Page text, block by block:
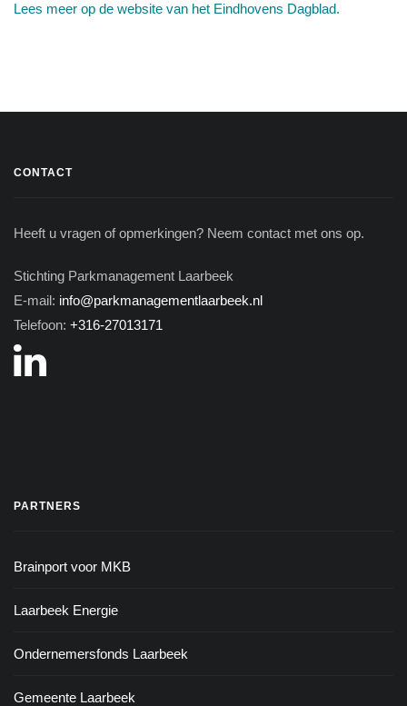
Lees meer op de website van het Eindhovens Dagblad.
CONTACT
Heeft u vragen of opmerkingen? Neem contact met ons op.
Stichting Parkmanagement Laarbeek
E-mail: info@parkmanagementlaarbeek.nl
Telefoon: +316-27013171
PARTNERS
Brainport voor MKB
Laarbeek Energie
Ondernemersfonds Laarbeek
Gemeente Laarbeek